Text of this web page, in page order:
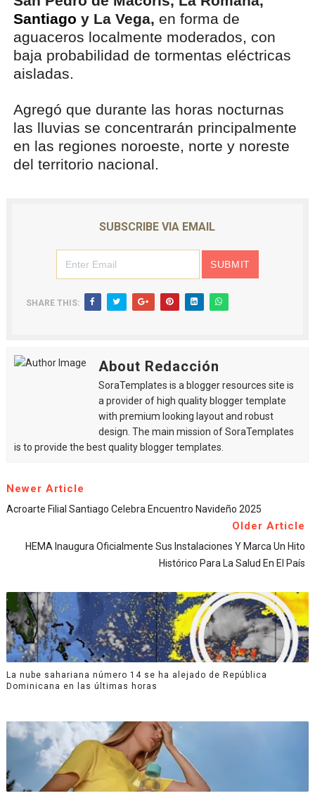
Santiago y La Vega, en forma de
aguaceros localmente moderados, con
baja probabilidad de tormentas eléctricas
aisladas.
Agregó que durante las horas nocturnas
las lluvias se concentrarán principalmente
en las regiones noroeste, norte y noreste
del territorio nacional.
SUBSCRIBE VIA EMAIL
SHARE THIS:
About Redacción
SoraTemplates is a blogger resources site is
a provider of high quality blogger template
with premium looking layout and robust
design. The main mission of SoraTemplates
is to provide the best quality blogger templates.
Newer Article
Acroarte Filial Santiago Celebra Encuentro Navideño 2025
Older Article
HEMA Inaugura Oficialmente Sus Instalaciones Y Marca Un Hito
Histórico Para La Salud En El País
La nube sahariana número 14 se ha alejado de República
Dominicana en las últimas horas